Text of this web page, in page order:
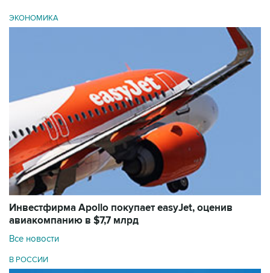
ЭКОНОМИКА
Инвестфирма Apollo покупает easyJet, оценив
авиакомпанию в $7,7 млрд
Все новости
В РОССИИ